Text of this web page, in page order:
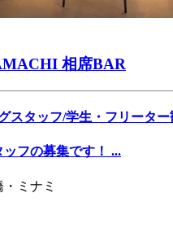
相席BAR
スタッフ/学生・フリーター
フの募集です！ ...
ミナミ